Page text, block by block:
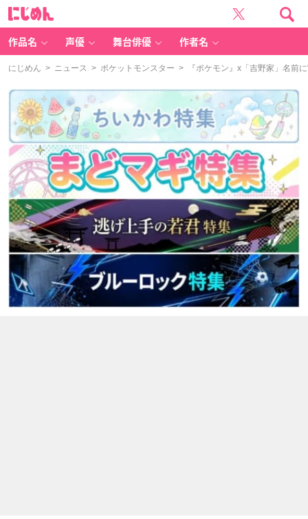
作品名 声優 舞台俳優 作者名
にじめん > ニュース > ポケットモンスター > 『ポケモン』x「吉野家」名前